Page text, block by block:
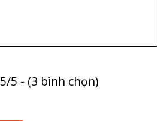
5/5 - (3 bình chọn)